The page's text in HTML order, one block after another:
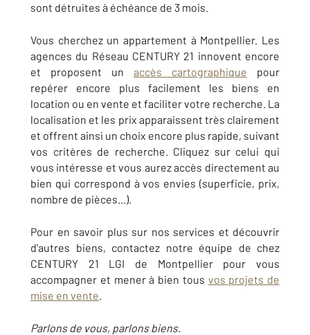
sont détruites à échéance de 3 mois.
Vous cherchez un appartement à Montpellier. Les
agences du Réseau CENTURY 21 innovent encore
et proposent un accès cartographique pour
repérer encore plus facilement les biens en
location ou en vente et faciliter votre recherche. La
localisation et les prix apparaissent très clairement
et offrent ainsi un choix encore plus rapide, suivant
vos critères de recherche. Cliquez sur celui qui
vous intéresse et vous aurez accès directement au
bien qui correspond à vos envies (superficie, prix,
nombre de pièces...).
Pour en savoir plus sur nos services et découvrir
d'autres biens, contactez notre équipe de chez
CENTURY 21 LGI de Montpellier pour vous
accompagner et mener à bien tous vos projets de
mise en vente.
Parlons de vous, parlons biens.